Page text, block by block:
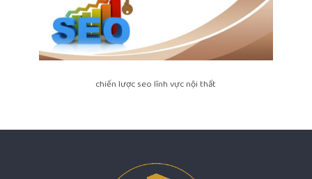
chiến lược seo lĩnh vực nội thất